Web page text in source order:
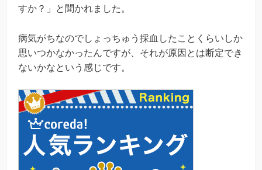
すか？」と聞かれました。
病気がちなのでしょっちゅう採血したことくらいしか
思いつかなかったんですが、それが原因とは断定でき
ないかなという感じです。